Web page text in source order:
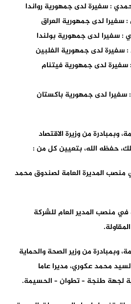
سفيرة لدى جمهورية فيتنام
: سفيرا لدى جمهورية باكستان
وبمبادرة من وزيرة الاقتصاد
حفظه الله، بتعيين كل من :
منصب المديرة العامة لصندوق محمد
منصب المدير العام للشركة
وبمبادرة من وزير الصحة والحماية
محمد عكوري، مديرا عاما
لجهة طنجة – تطوان – الحسيمة.